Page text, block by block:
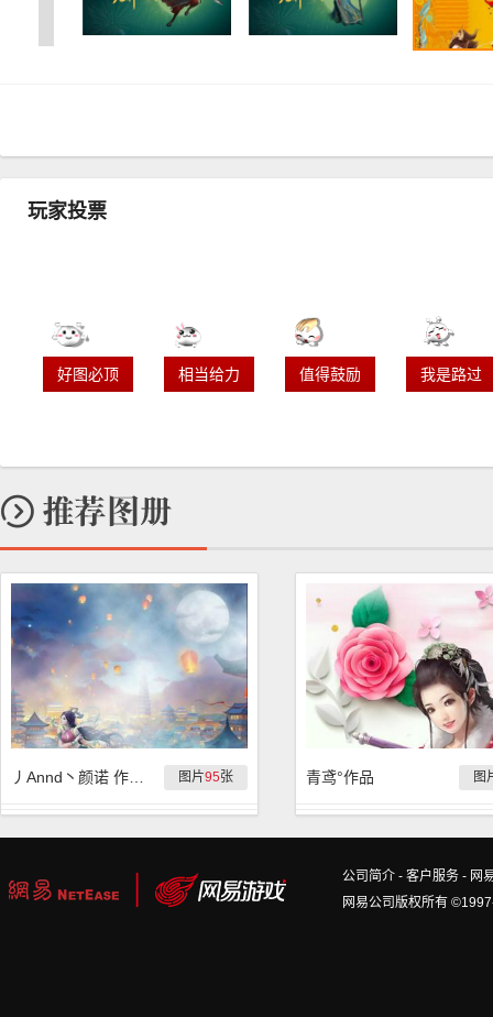
玩家投票
好图必顶 相当给力 值得鼓励 我是路过
图片95张 图
青鸢°作品
公司简介 - 客户服务 - 网
网易公司版权所有